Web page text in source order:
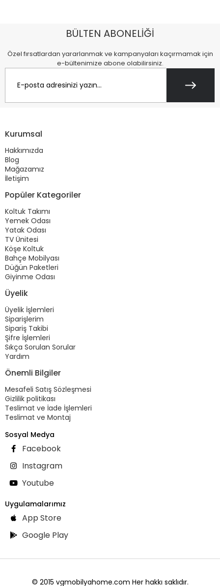
BÜLTEN ABONELİĞİ
Özel fırsatlardan yararlanmak ve kampanyaları kaçırmamak için
e-bültenimize abone olabilirsiniz.
Kurumsal
Hakkımızda
Blog
Mağazamız
İletişim
Popüler Kategoriler
Koltuk Takımı
Yemek Odası
Yatak Odası
TV Ünitesi
Köşe Koltuk
Bahçe Mobilyası
Düğün Paketleri
Giyinme Odası
Üyelik
Üyelik İşlemleri
Siparişlerim
Sipariş Takibi
Şifre İşlemleri
Sıkça Sorulan Sorular
Yardım
Önemli Bilgiler
Mesafeli Satış Sözleşmesi
Gizlilik politikası
Teslimat ve İade İşlemleri
Teslimat ve Montaj
Sosyal Medya
Facebook
Instagram
Youtube
Uygulamalarımız
App Store
Google Play
© 2015 vgmobilyahome.com Her hakkı saklıdır.